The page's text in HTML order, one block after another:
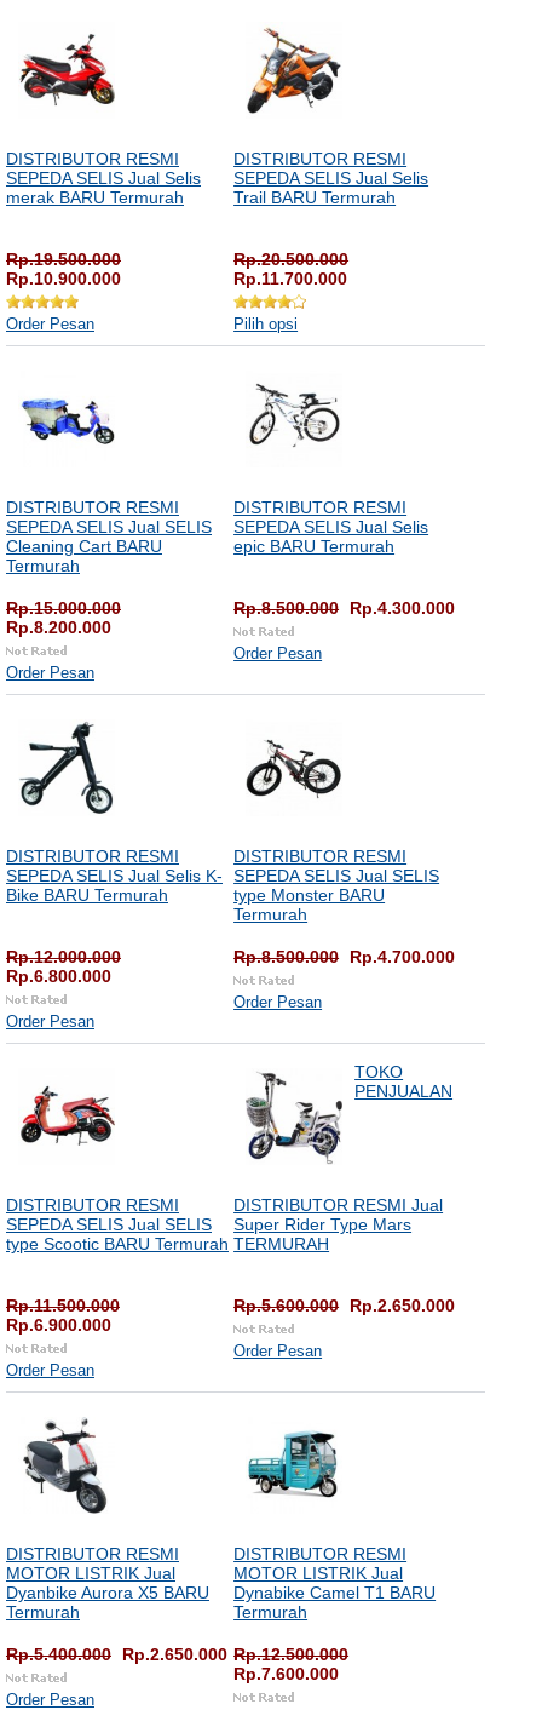
DISTRIBUTOR RESMI
SEPEDA SELIS Jual Selis
merak BARU Termurah
Rp.19.500.000
Rp.10.900.000
Order Pesan
DISTRIBUTOR RESMI
SEPEDA SELIS Jual Selis
Trail BARU Termurah
Rp.20.500.000
Rp.11.700.000
Pilih opsi
DISTRIBUTOR RESMI
SEPEDA SELIS Jual SELIS
Cleaning Cart BARU
Termurah
Rp.15.000.000
Rp.8.200.000
Order Pesan
DISTRIBUTOR RESMI
SEPEDA SELIS Jual Selis
epic BARU Termurah
Rp.8.500.000 Rp.4.300.000
Order Pesan
DISTRIBUTOR RESMI
SEPEDA SELIS Jual Selis K-
Bike BARU Termurah
Rp.12.000.000
Rp.6.800.000
Order Pesan
DISTRIBUTOR RESMI
SEPEDA SELIS Jual SELIS
type Monster BARU
Termurah
Rp.8.500.000 Rp.4.700.000
Order Pesan
DISTRIBUTOR RESMI
SEPEDA SELIS Jual SELIS
type Scootic BARU Termurah
Rp.11.500.000
Rp.6.900.000
Order Pesan
TOKO
PENJUALAN
DISTRIBUTOR RESMI Jual
Super Rider Type Mars
TERMURAH
Rp.5.600.000 Rp.2.650.000
Order Pesan
DISTRIBUTOR RESMI
MOTOR LISTRIK Jual
Dyanbike Aurora X5 BARU
Termurah
Rp.5.400.000 Rp.2.650.000
Order Pesan
DISTRIBUTOR RESMI
MOTOR LISTRIK Jual
Dynabike Camel T1 BARU
Termurah
Rp.12.500.000
Rp.7.600.000